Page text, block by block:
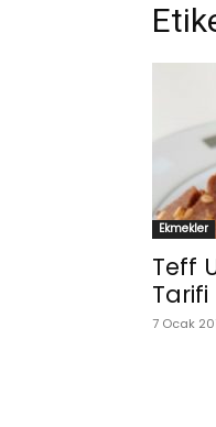
Ekmekler
Teff
Tarifi
7 Ocak